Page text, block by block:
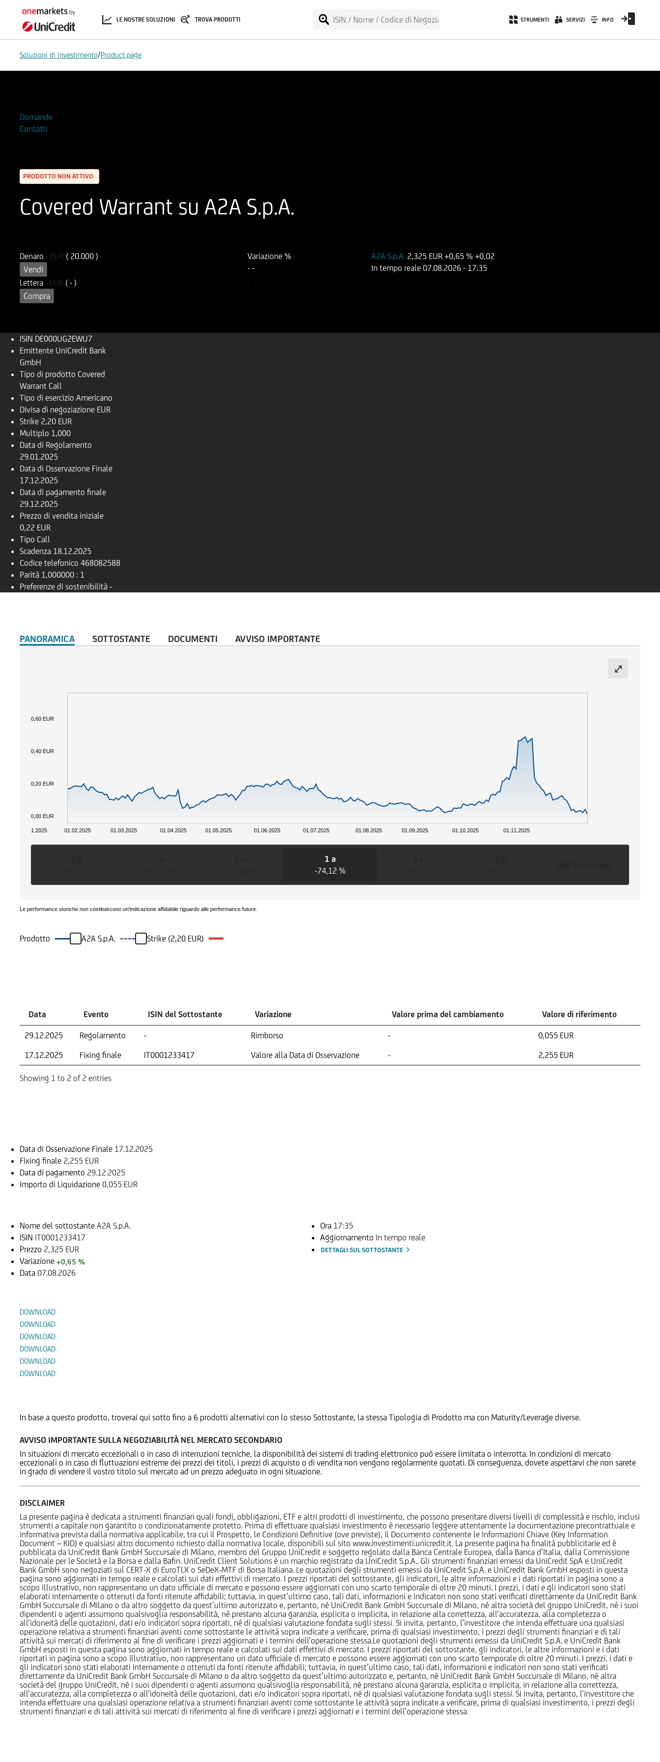
LE NOSTRE SOLUZIONI TROVA PRODOTTI STRUMENTI SERVIZI INFO
Soluzioni di investimento/Product page
Domande
Contatti
PRODOTTO NON ATTIVO
Covered Warrant su A2A S.p.A.
Denaro - EUR ( 20.000 )
Vendi
Lettera - EUR ( - )
Compra
Variazione %
--
-
A2A S.p.A. 2,325 EUR +0,65 %+0,02
In tempo reale 07.08.2026 - 17:35
ISIN DE000UG2EWU7
Emittente UniCredit Bank
GmbH
Tipo di prodotto Covered
Warrant Call
Tipo di esercizio Americano
Divisa di negoziazione EUR
Strike 2,20 EUR
Multiplo 1,000
Data di Regolamento
29.01.2025
Data di Osservazione Finale
17.12.2025
Data di pagamento finale
29.12.2025
Prezzo di vendita iniziale
0,22 EUR
Tipo Call
Scadenza 18.12.2025
Codice telefonico 468082588
Parità 1,000000 : 1
Preferenze di sostenibilità -
PANORAMICA SOTTOSTANTE DOCUMENTI AVVISO IMPORTANTE
01.02.2025 01.03.2025 01.04.2025 01.05.2025 01.06.2025 01.07.2025 01.08.2025 01.09.2025 01.10.2025 01.11.2025
01.01.2025
0,00 EUR
0,20 EUR
0,40 EUR
0,60 EUR
1 a
-74,12 %
Le performance storiche non costituiscono un'indicazione affidabile riguardo alle performance future.
Prodotto A2A S.p.A. Strike (2,20 EUR)
Data Evento ISIN del Sottostante Variazione Valore prima del cambiamento Valore di riferimento
29.12.2025 Regolamento - Rimborso -
0,055 EUR
17.12.2025
Fixing finale IT0001233417 Valore alla Data di Osservazione - 2,255 EUR
Showing 1 to 2 of 2 entries
Data di Osservazione Finale 17.12.2025
Fixing finale 2,255 EUR
Data di pagamento 29.12.2025
Importo di Liquidazione 0,055 EUR
Nome del sottostante A2A S.p.A.
ISIN IT0001233417
Prezzo 2,325 EUR
Variazione +0,65 %
Data 07.08.2026
Ora 17:35
Aggiornamento In tempo reale
DETTAGLI SUL SOTTOSTANTE
DOWNLOAD
DOWNLOAD
DOWNLOAD
DOWNLOAD
DOWNLOAD
DOWNLOAD
In base a questo prodotto, troverai qui sotto fino a 6 prodotti alternativi con lo stesso Sottostante, la stessa Tipologia di Prodotto ma con Maturity/Leverage diverse.
AVVISO IMPORTANTE SULLA NEGOZIABILITÀ NEL MERCATO SECONDARIO
In situazioni di mercato eccezionali o in caso di interruzioni tecniche, la disponibilità dei sistemi di trading elettronico può essere limitata o interrotta. In condizioni di mercato
eccezionali o in caso di fluttuazioni estreme dei prezzi dei titoli, i prezzi di acquisto o di vendita non vengono regolarmente quotati. Di conseguenza, dovete aspettarvi che non sarete
in grado di vendere il vostro titolo sul mercato ad un prezzo adeguato in ogni situazione.
DISCLAIMER
La presente pagina è dedicata a strumenti finanziari quali fondi, obbligazioni, ETF e altri prodotti di investimento, che possono presentare diversi livelli di complessità e rischio, inclusi
strumenti a capitale non garantito o condizionatamente protetto. Prima di effettuare qualsiasi investimento è necessario leggere attentamente la documentazione precontrattuale e
informativa prevista dalla normativa applicabile, tra cui il Prospetto, le Condizioni Definitive (ove previste), il Documento contenente le Informazioni Chiave (Key Information
Document – KID) e qualsiasi altro documento richiesto dalla normativa locale, disponibili sul sito www.investimenti.unicredit.it. La presente pagina ha finalità pubblicitarie ed è
pubblicata da UniCredit Bank GmbH Succursale di Milano, membro del Gruppo UniCredit e soggetto regolato dalla Banca Centrale Europea, dalla Banca d’Italia, dalla Commissione
Nazionale per le Società e la Borsa e dalla Bafin. UniCredit Client Solutions è un marchio registrato da UniCredit S.p.A.. Gli strumenti finanziari emessi da UniCredit SpA e UniCredit
Bank GmbH sono negoziati sul CERT-X di EuroTLX o SeDeX-MTF di Borsa Italiana. Le quotazioni degli strumenti emessi da UniCredit S.p.A. e UniCredit Bank GmbH esposti in questa
pagina sono aggiornati in tempo reale e calcolati sui dati effettivi di mercato. I prezzi riportati del sottostante, gli indicatori, le altre informazioni e i dati riportati in pagina sono a
scopo illustrativo, non rappresentano un dato ufficiale di mercato e possono essere aggiornati con uno scarto temporale di oltre 20 minuti. I prezzi, i dati e gli indicatori sono stati
elaborati internamente o ottenuti da fonti ritenute affidabili; tuttavia, in quest’ultimo caso, tali dati, informazioni e indicatori non sono stati verificati direttamente da UniCredit Bank
GmbH Succursale di Milano o da altro soggetto da quest’ultimo autorizzato e, pertanto, né UniCredit Bank GmbH Succursale di Milano, né altra società del gruppo UniCredit, né i suoi
dipendenti o agenti assumono qualsivoglia responsabilità, né prestano alcuna garanzia, esplicita o implicita, in relazione alla correttezza, all’accuratezza, alla completezza o
all’idoneità delle quotazioni, dati e/o indicatori sopra riportati, né di qualsiasi valutazione fondata sugli stessi. Si invita, pertanto, l’investitore che intenda effettuare una qualsiasi
operazione relativa a strumenti finanziari aventi come sottostante le attività sopra indicate a verificare, prima di qualsiasi investimento, i prezzi degli strumenti finanziari e di tali
attività sui mercati di riferimento al fine di verificare i prezzi aggiornati e i termini dell’operazione stessa.Le quotazioni degli strumenti emessi da UniCredit S.p.A. e UniCredit Bank
GmbH esposti in questa pagina sono aggiornati in tempo reale e calcolati sui dati effettivi di mercato. I prezzi riportati del sottostante, gli indicatori, le altre informazioni e i dati
riportati in pagina sono a scopo illustrativo, non rappresentano un dato ufficiale di mercato e possono essere aggiornati con uno scarto temporale di oltre 20 minuti. I prezzi, i dati e
gli indicatori sono stati elaborati internamente o ottenuti da fonti ritenute affidabili; tuttavia, in quest’ultimo caso, tali dati, informazioni e indicatori non sono stati verificati
direttamente da UniCredit Bank GmbH Succursale di Milano o da altro soggetto da quest’ultimo autorizzato e, pertanto, né UniCredit Bank GmbH Succursale di Milano, né altra
società del gruppo UniCredit, né i suoi dipendenti o agenti assumono qualsivoglia responsabilità, né prestano alcuna garanzia, esplicita o implicita, in relazione alla correttezza,
all’accuratezza, alla completezza o all’idoneità delle quotazioni, dati e/o indicatori sopra riportati, né di qualsiasi valutazione fondata sugli stessi. Si invita, pertanto, l’investitore che
intenda effettuare una qualsiasi operazione relativa a strumenti finanziari aventi come sottostante le attività sopra indicate a verificare, prima di qualsiasi investimento, i prezzi degli
strumenti finanziari e di tali attività sui mercati di riferimento al fine di verificare i prezzi aggiornati e i termini dell’operazione stessa.